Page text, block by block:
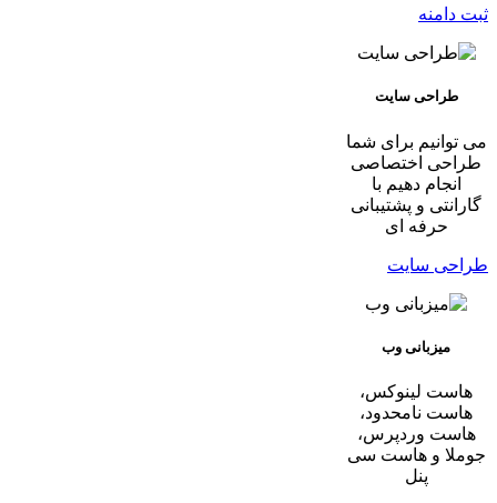
ثبت دامنه
طراحی سایت
می توانیم برای شما
طراحی اختصاصی
انجام دهیم با
گارانتی و پشتیبانی
حرفه ای
طراحی سایت
میزبانی وب
هاست لینوکس،
هاست نامحدود،
هاست وردپرس،
جوملا و هاست سی
پنل